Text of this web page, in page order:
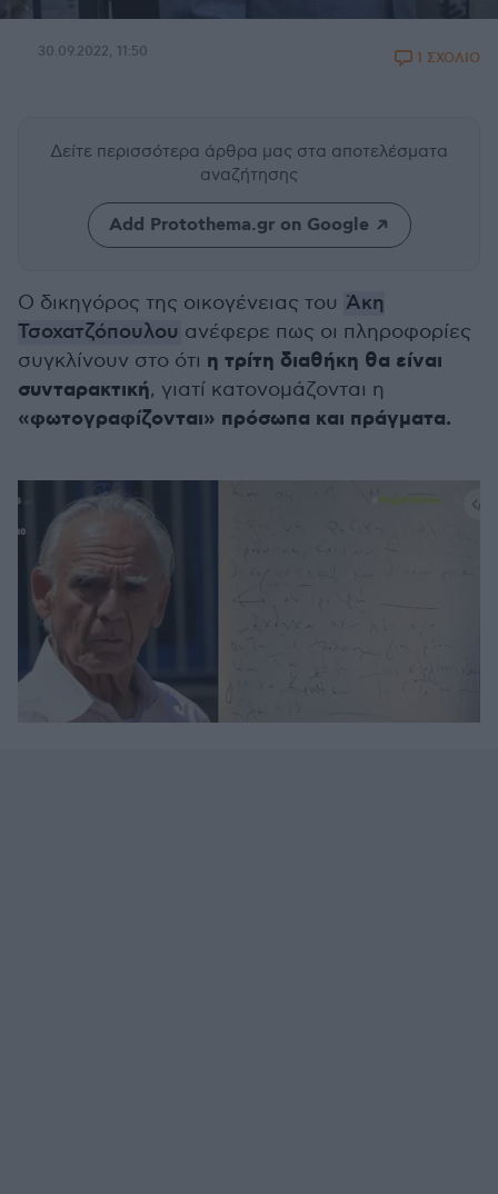
30.09.2022, 11:50 1 ΣΧΟΛΙΟ
Δείτε περισσότερα άρθρα μας στα αποτελέσματα
αναζήτησης
Add Protothema.gr on Google
Ο δικηγόρος της οικογένειας του Άκη
Τσοχατζόπουλου ανέφερε πως οι πληροφορίες
συγκλίνουν στο ότι η τρίτη διαθήκη θα είναι
συνταρακτική, γιατί κατονομάζονται η
«φωτογραφίζονται» πρόσωπα και πράγματα.